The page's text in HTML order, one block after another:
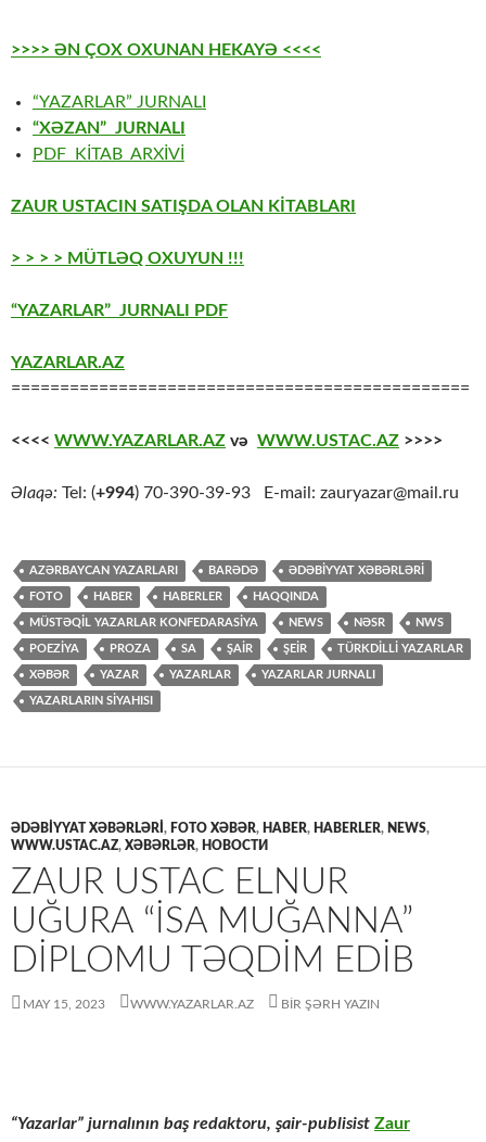
>>>> ƏN ÇOX OXUNAN HEKAYƏ <<<<
“YAZARLAR” JURNALI
“XƏZAN” JURNALI
PDF KİTAB ARXİVİ
ZAUR USTACIN SATIŞDA OLAN KİTABLARI
> > > > MÜTLƏQ OXUYUN !!!
“YAZARLAR” JURNALI PDF
YAZARLAR.AZ
===============================================
<<<< WWW.YAZARLAR.AZ və WWW.USTAC.AZ >>>>
Əlaqə: Tel: (+994) 70-390-39-93 E-mail: zauryazar@mail.ru
AZƏRBAYCAN YAZARLARI BARƏDƏ ƏDƏBİYYAT XƏBƏRLƏRİ
FOTO HABER HABERLER HAQQINDA
MÜSTƏQİL YAZARLAR KONFEDARASİYA NEWS NƏSR NWS
POEZİYA PROZA SA ŞAİR ŞEİR TÜRKDİLLİ YAZARLAR
XƏBƏR YAZAR YAZARLAR YAZARLAR JURNALI
YAZARLARIN SİYAHISI
ƏDƏBIYYAT XƏBƏRLƏRI , FOTO XƏBƏR, HABER, HABERLER, NEWS,
WWW.USTAC.AZ, XƏBƏRLƏR, НОВОСТИ
ZAUR USTAC ELNUR
UĞURA “İSA MUĞANNA”
DİPLOMU TƏQDİM EDİB
MAY 15, 2023 WWW.YAZARLAR.AZ BIR ŞƏRH YAZIN
“Yazarlar” jurnalının baş redaktoru, şair-publisist Zaur